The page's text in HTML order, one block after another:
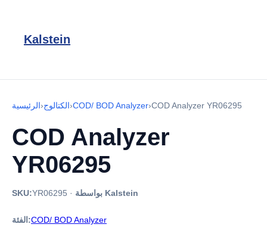
Kalstein
الرئيسية›الكتالوج›COD/ BOD Analyzer›COD Analyzer YR06295
COD Analyzer
YR06295
SKU:YR06295 · بواسطة Kalstein
الفئة:COD/ BOD Analyzer